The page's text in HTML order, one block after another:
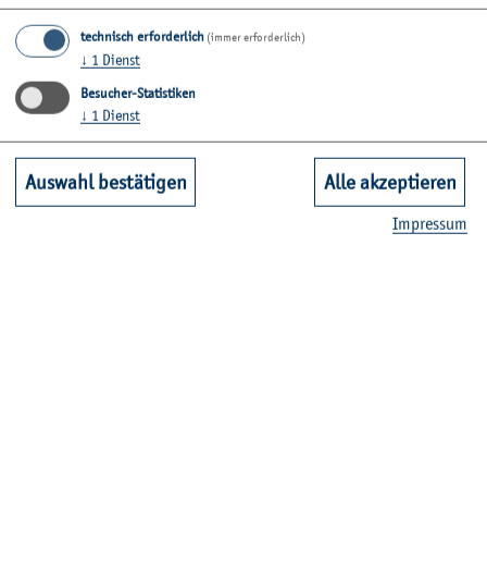
technisch erforderlich (immer erforderlich)
↓ 1 Dienst
Besucher-Statistiken
↓ 1 Dienst
Auswahl bestätigen Alle akzeptieren
Im­pres­sum